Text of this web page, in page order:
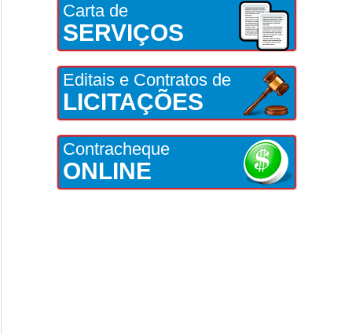
Carta de
SERVIÇOS
Editais e Contratos de
LICITAÇÕES
Contracheque
ONLINE